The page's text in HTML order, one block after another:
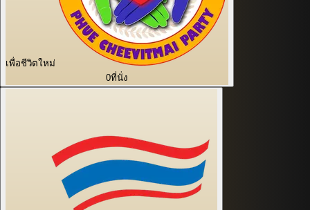
เพื่อชีวิตใหม่
0ที่นั่ง